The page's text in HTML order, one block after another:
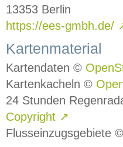
13353 Berlin
https://ees-gmbh.de/
Kartenmaterial
Kartendaten ©
Kartenkacheln ©
24 Stunden
Copyright ↗
Flusseinzugsgebiete